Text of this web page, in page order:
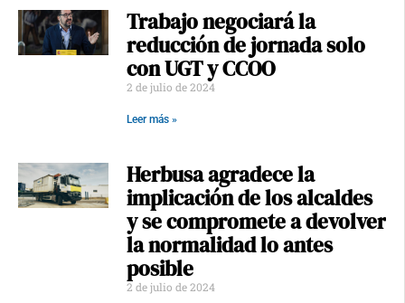
Trabajo negociará la
reducción de jornada solo
con UGT y CCOO
2 de julio de 2024
Leer más »
Herbusa agradece la
implicación de los alcaldes
y se compromete a devolver
la normalidad lo antes
posible
2 de julio de 2024